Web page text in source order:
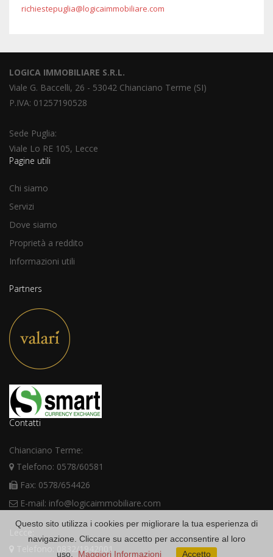
richiestepuglia@logicaimmobiliare.com
LOGICA IMMOBILIARE S.R.L.
Viale G. Baccelli, 26 - 53042 Chianciano Terme (SI)
P.IVA: 01257190528
Sede Puglia:
Viale Lo RE 105, Lecce
Pagine utili
Chi siamo
Servizi
Dove siamo
Proprietà a reddito
Informazioni utili
Partners
Contatti
Chianciano Terme:
Telefono: 0578/60581
Fax: 0578/654426
E-mail: info@logicaimmobiliare.com
Telefono: 0832/1942001
Questo sito utilizza i cookies per migliorare la tua esperienza di
navigazione. Cliccare su accetto per acconsentire al loro
uso.
Maggiori Informazioni Accetto